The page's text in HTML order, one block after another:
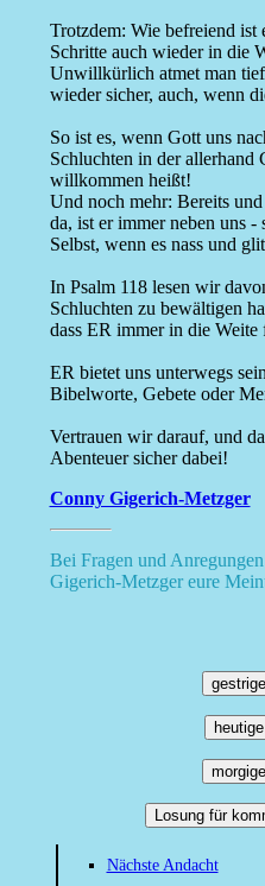
Trotzdem: Wie befreiend ist
Schritte auch wieder in die
Unwillkürlich atmet man
wieder sicher, auch, wenn
So ist es, wenn Gott uns
Schluchten in der allerhand
willkommen heißt!
Und noch mehr: Bereits
da, ist er immer neben uns -
Selbst, wenn es nass und
In Psalm 118 lesen wir
Schluchten zu bewältigen
dass ER immer in die Weite
ER bietet uns unterwegs
Bibelworte, Gebete oder
Vertrauen wir darauf, und
Abenteuer sicher dabei!
Conny Gigerich-Metzger
Bei Fragen und
Gigerich-Metzger eure
Losung für
Nächste Andacht